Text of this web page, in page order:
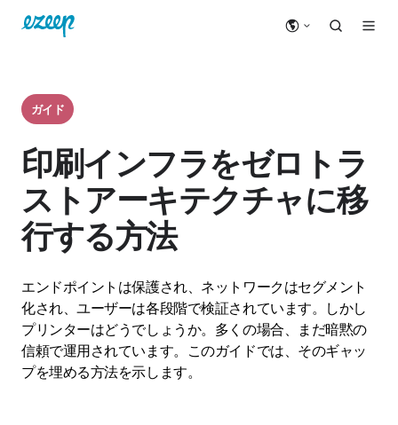
ガイド
印刷インフラをゼロトラ
ストアーキテクチャに移
行する方法
エンドポイントは保護され、ネットワークはセグメント
化され、ユーザーは各段階で検証されています。しかし
プリンターはどうでしょうか。多くの場合、まだ暗黙の
信頼で運用されています。このガイドでは、そのギャッ
プを埋める方法を示します。